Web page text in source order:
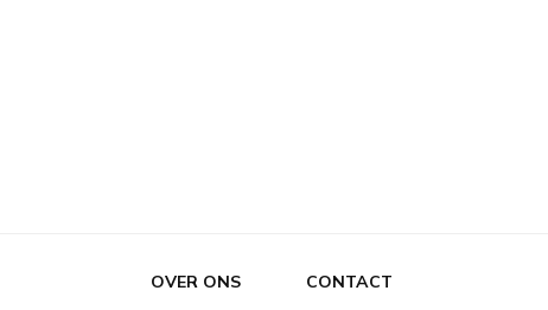
OVER ONS CONTACT